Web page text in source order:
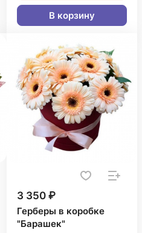
В корзину
3 350 ₽
Герберы в коробке
"Барашек"